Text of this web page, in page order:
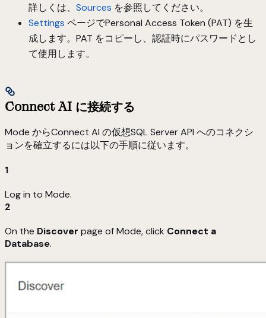
詳しくは、 Sources を参照してください。
Settings ページでPersonal Access Token (PAT) を生
成します。PAT をコピーし、認証時にパスワードとし
て使用します。
Connect AI に接続する
Mode からConnect AI の仮想SQL Server API へのコネクシ
ョンを確立するには以下の手順に従います。
1
Log in to Mode.
2
On the Discover page of Mode, click Connect a
Database.